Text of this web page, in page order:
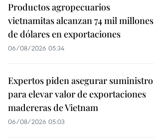
Productos agropecuarios
vietnamitas alcanzan 74 mil millones
de dólares en exportaciones
06/08/2026 05:34
Expertos piden asegurar suministro
para elevar valor de exportaciones
madereras de Vietnam
06/08/2026 05:03